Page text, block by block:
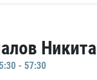
Никита
- 57:30